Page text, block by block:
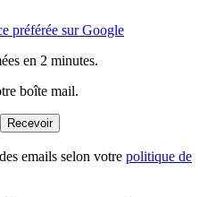
préférée sur Google
en 2 minutes.
boîte mail.
Recevoir
emails selon votre politique de